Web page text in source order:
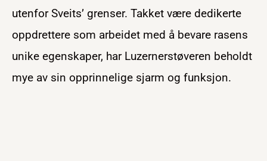
utenfor Sveits’ grenser. Takket være dedikerte
oppdrettere som arbeidet med å bevare rasens
unike egenskaper, har Luzernerstøveren beholdt
mye av sin opprinnelige sjarm og funksjon.